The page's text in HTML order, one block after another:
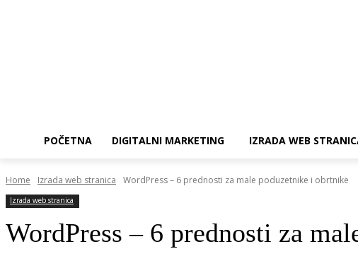
POČETNA DIGITALNI MARKETING IZRADA WEB
Home Izrada web stranica WordPress – 6 prednosti za male poduzetnike i obrtnike
Izrada web stranica
WordPress – 6 prednosti za